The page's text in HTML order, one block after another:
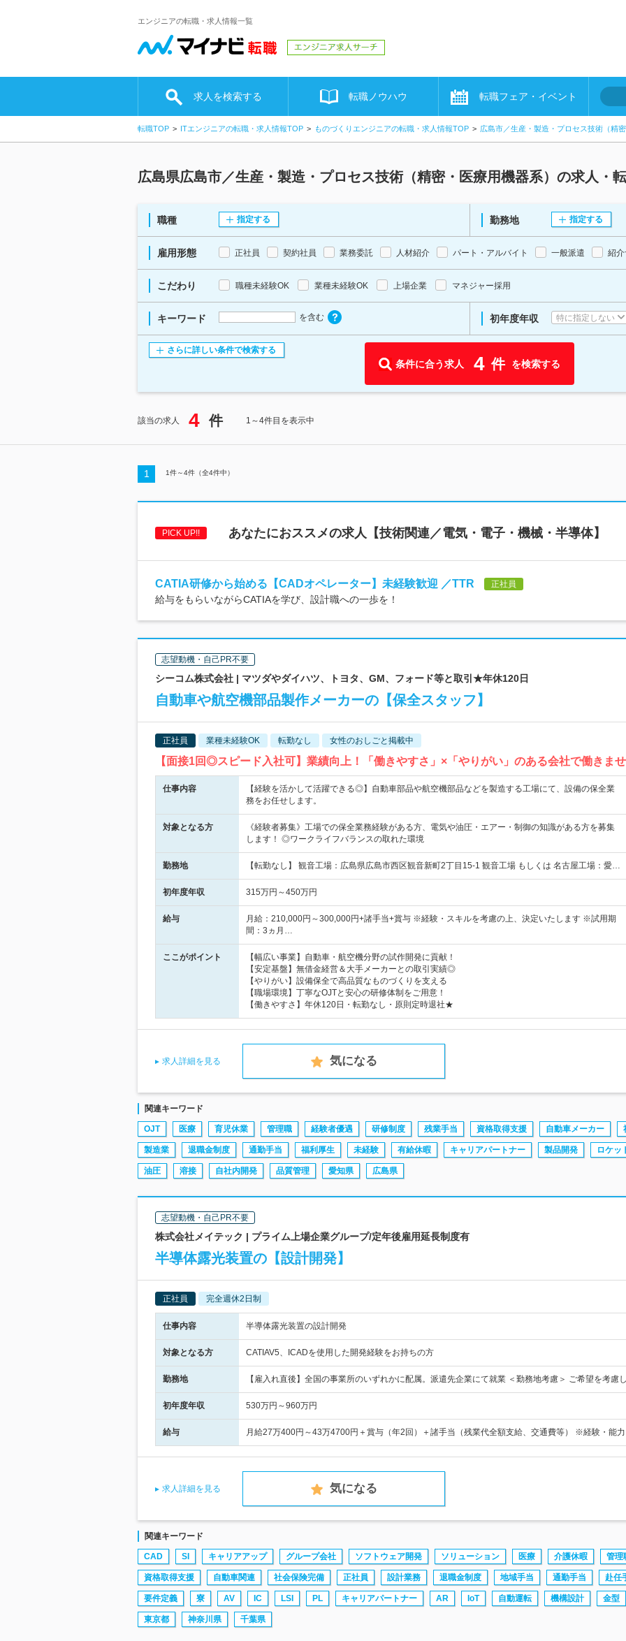
エンジニアの転職・求人情報一覧
求人を検索する 転職ノウハウ 転職フェア・イベント
転職TOP ITエンジニアの転職・求人情報TOP ものづくりエンジニアの転職・求人情報TOP 広島市／生産・製造・プロセス技術（精
広島県広島市／生産・製造・プロセス技術（精密・医療用機器系）の求人・
職種 指定する 勤務地 指定する
雇用形態 正社員 契約社員 業務委託 人材紹介 パート・アルバイト 一般派遣 紹
こだわり 職種未経験OK 業種未経験OK 上場企業 マネジャー採用
キーワード を含む 初年度年収 特に指定しない
さらに詳しい条件で検索する
条件に合う求人 4 件 を検索する
該当の求人 4 件 1～4件目を表示中
1 1件～4件（全4件中）
PICK UP!! あなたにおススメの求人【技術関連／電気・電子・機械・半導体】
CATIA研修から始める【CADオペレーター】未経験歓迎 ／TTR 正社員
給与をもらいながらCATIAを学び、設計職への一歩を！
志望動機・自己PR不要
シーコム株式会社 | マツダやダイハツ、トヨタ、GM、フォード等と取引★年休120日
自動車や航空機部品製作メーカーの【保全スタッフ】
正社員 業種未経験OK 転勤なし 女性のおしごと掲載中
【面接1回◎スピード入社可】業績向上！「働きやすさ」×「やりがい」のある会社で働きま
仕事内容
【経験を活かして活躍できる◎】自動車部品や航空機部品などを製造する工場にて、設備の保全業
務をお任せします。
対象となる方
《経験者募集》工場での保全業務経験がある方、電気や油圧・エアー・制御の知識がある方を募集
します！ ◎ワークライフバランスの取れた環境
勤務地 【転勤なし】 観音工場：広島県広島市西区観音新町2丁目15-1 観音工場 もしくは 名古屋工場：愛…
初年度年収 315万円～450万円
給与
月給：210,000円～300,000円+諸手当+賞与 ※経験・スキルを考慮の上、決定いたします ※試用期
間：3ヵ月…
ここがポイント
【幅広い事業】自動車・航空機分野の試作開発に貢献！
【安定基盤】無借金経営＆大手メーカーとの取引実績◎
【やりがい】設備保全で高品質なものづくりを支える
【職場環境】丁寧なOJTと安心の研修体制をご用意！
【働きやすさ】年休120日・転勤なし・原則定時退社★
求人詳細を見る 気になる
関連キーワード
OJT 医療 育児休業 管理職 経験者優遇 研修制度 残業手当 資格取得支援 自動車メーカー
製造業 退職金制度 通勤手当 福利厚生 未経験 有給休暇 キャリアパートナー 製品開発 ロケッ
油圧 溶接 自社内開発 品質管理 愛知県 広島県
志望動機・自己PR不要
株式会社メイテック | プライム上場企業グループ/定年後雇用延長制度有
半導体露光装置の【設計開発】
正社員 完全週休2日制
仕事内容 半導体露光装置の設計開発
対象となる方 CATIAV5、ICADを使用した開発経験をお持ちの方
勤務地 【雇入れ直後】全国の事業所のいずれかに配属。派遣先企業にて就業 ＜勤務地考慮＞ ご希望を考慮
初年度年収 530万円～960万円
給与 月給27万400円～43万4700円＋賞与（年2回）＋諸手当（残業代全額支給、交通費等） ※経験・能
求人詳細を見る 気になる
関連キーワード
CAD SI キャリアアップ グループ会社 ソフトウェア開発 ソリューション 医療 介護休暇 管理
資格取得支援 自動車関連 社会保険完備 正社員 設計業務 退職金制度 地域手当 通勤手当 赴任
要件定義 寮 AV IC LSI PL キャリアパートナー AR IoT 自動運転 機構設計 金型
東京都 神奈川県 千葉県